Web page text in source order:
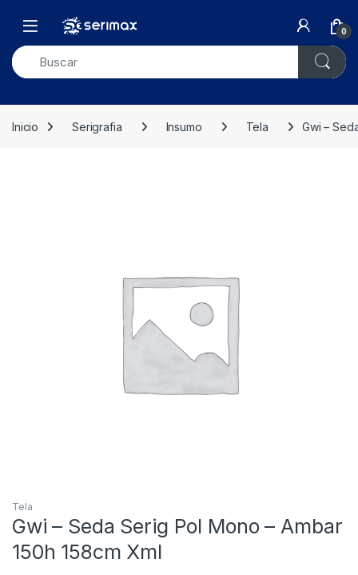
Open 0
Inicio Serigrafia Insumo Tela Gwi –
Tela
Gwi – Seda Serig Pol Mono – Ambar
150h 158cm Xml